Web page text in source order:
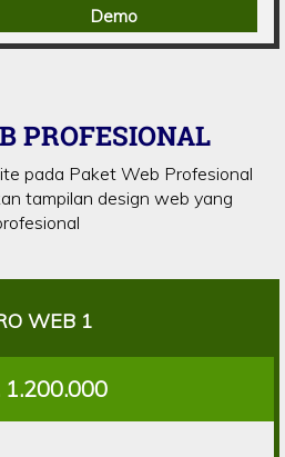
Demo
PROFESIONAL
pada Paket Web Profesional
tampilan design web yang
WEB 1
1.200.000